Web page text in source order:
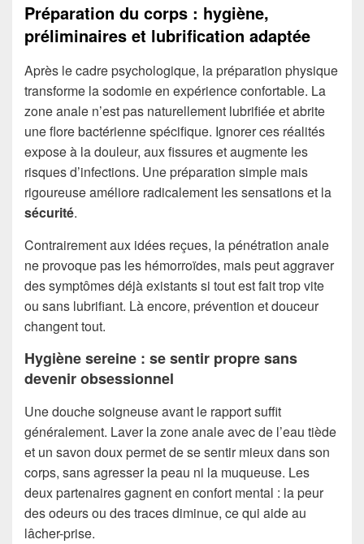
Préparation du corps : hygiène,
préliminaires et lubrification adaptée
Après le cadre psychologique, la préparation physique
transforme la sodomie en expérience confortable. La
zone anale n’est pas naturellement lubrifiée et abrite
une flore bactérienne spécifique. Ignorer ces réalités
expose à la douleur, aux fissures et augmente les
risques d’infections. Une préparation simple mais
rigoureuse améliore radicalement les sensations et la
sécurité.
Contrairement aux idées reçues, la pénétration anale
ne provoque pas les hémorroïdes, mais peut aggraver
des symptômes déjà existants si tout est fait trop vite
ou sans lubrifiant. Là encore, prévention et douceur
changent tout.
Hygiène sereine : se sentir propre sans
devenir obsessionnel
Une douche soigneuse avant le rapport suffit
généralement. Laver la zone anale avec de l’eau tiède
et un savon doux permet de se sentir mieux dans son
corps, sans agresser la peau ni la muqueuse. Les
deux partenaires gagnent en confort mental : la peur
des odeurs ou des traces diminue, ce qui aide au
lâcher-prise.